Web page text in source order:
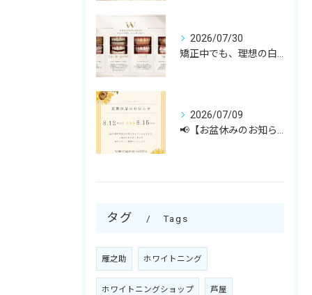
2026/07/30
2026/07/09
タグ Tags
雁之助 ホワイトニング
ホワイトニングショップ 芦屋